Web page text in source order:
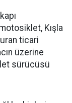
Kışla
ticari
üzerine
sürücüsü